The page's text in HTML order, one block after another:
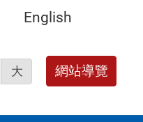
English
大 網站導覽